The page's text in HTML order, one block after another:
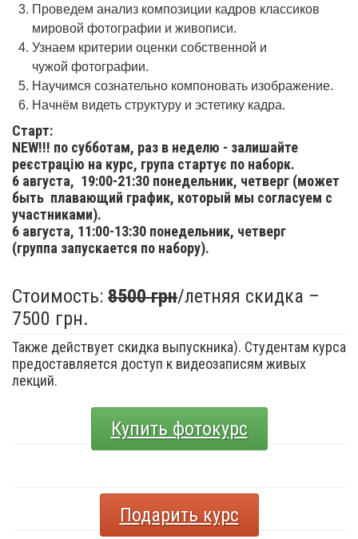
Проведем анализ композиции кадров классиков
мировой фотографии и живописи.
Узнаем критерии оценки собственной и
чужой фотографии.
Научимся сознательно компоновать изображение.
Начнём видеть структуру и эстетику кадра.
Старт:
NEW!!! по субботам, раз в неделю - залишайте
реєстрацію на курс, група стартує по наборк.
6 августа, 19:00-21:30 понедельник, четверг (может
быть плавающий график, который мы согласуем с
участниками).
6 августа, 11:00-13:30 понедельник, четверг
(группа запускается по набору).
Стоимость: 8500 грн/летняя скидка –
7500 грн.
Также действует скидка выпускника). Студентам курса
предоставляется доступ к видеозаписям живых
лекций.
Купить фотокурс
Подарить курс